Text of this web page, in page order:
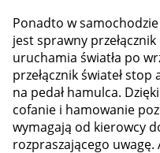
Ponadto w samochodzie
jest sprawny
uruchamia światła po
przełącznik świateł
na pedał hamulca.
cofanie i hamowanie
wymagają od kierowcy
rozpraszającego uwagę.